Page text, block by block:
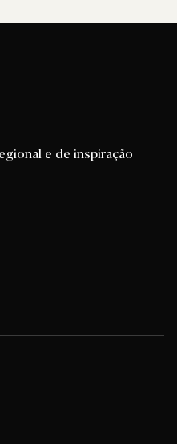
e de inspiração